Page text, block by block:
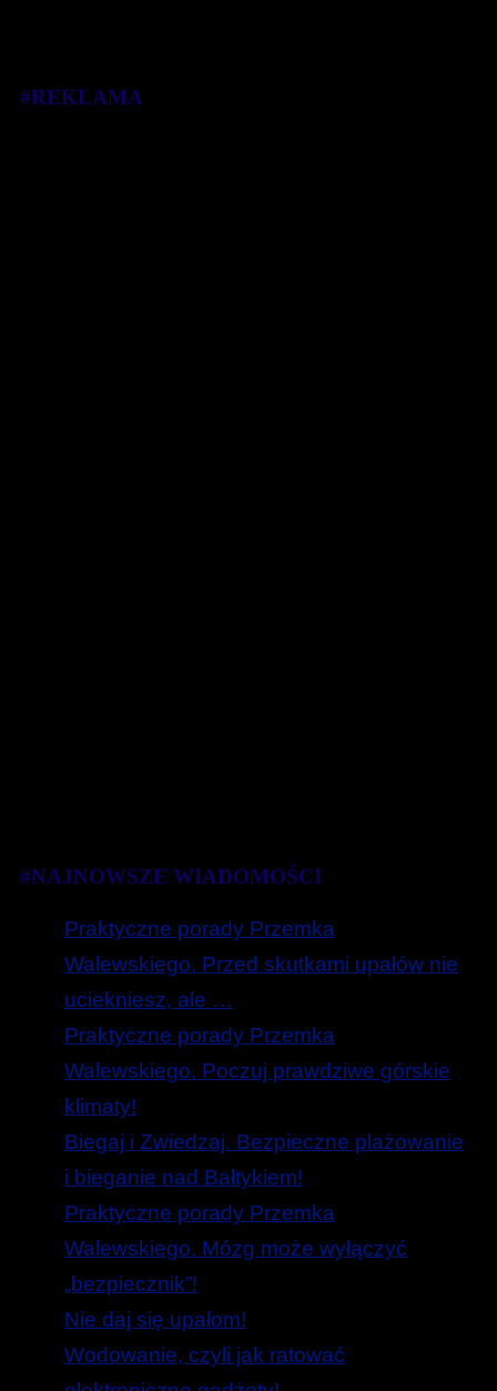
#REKLAMA
#NAJNOWSZE WIADOMOŚCI
Praktyczne porady Przemka
Walewskiego. Przed skutkami upałów nie
uciekniesz, ale …
Praktyczne porady Przemka
Walewskiego. Poczuj prawdziwe górskie
klimaty!
Biegaj i Zwiedzaj. Bezpieczne plażowanie
i bieganie nad Bałtykiem!
Praktyczne porady Przemka
Walewskiego. Mózg może wyłączyć
„bezpiecznik”!
Nie daj się upałom!
Wodowanie, czyli jak ratować